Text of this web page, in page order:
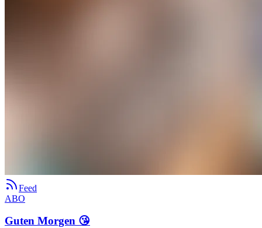
Feed
ABO
Guten Morgen 😘